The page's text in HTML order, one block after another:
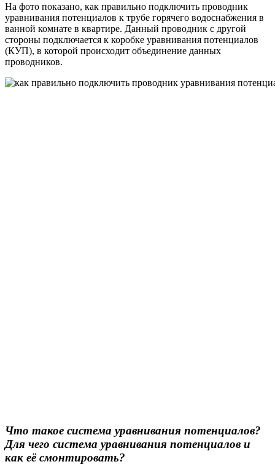
На фото показано, как правильно подключить проводник
уравнивания потенциалов к трубе горячего водоснабжения в
ванной комнате в квартире. Данный проводник с другой
стороны подключается к коробке уравнивания потенциалов
(КУП), в которой происходит объединение данных
проводников.
Что такое система уравнивания потенциалов?
Для чего система уравнивания потенциалов и
как её смонтировать?